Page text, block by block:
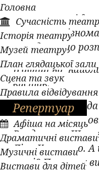
Головна
Сучасність
Історія театру
Музей театру
План глядацької зали
Сцена та звук
Правила відвідування
Репертуар
Афіша на місяць
Драматичні вистави
Музичні вистави
Вистави для дітей
Драма,
— таким
тиждень, що
В афіші на
вистав.
19 і 20
постановку
Владислава
Ліни Костенко.
чи ні? Початок